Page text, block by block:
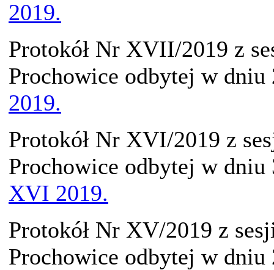
2019.
Protokół Nr XVII/2019 z
Prochowice odbytej w
2019.
Protokół Nr XVI/2019 z
Prochowice odbytej w
XVI 2019.
Protokół Nr XV/2019 z
Prochowice odbytej w